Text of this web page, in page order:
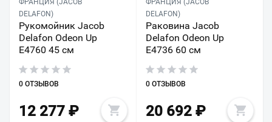
ФРАНЦИЯ (JACOB
DELAFON)
Рукомойник Jacob
Delafon Odeon Up
E4760 45 см
0 ОТЗЫВОВ
12 277 ₽
ФРАНЦИЯ (JACOB
DELAFON)
Раковина Jacob
Delafon Odeon Up
E4736 60 см
0 ОТЗЫВОВ
20 692₽